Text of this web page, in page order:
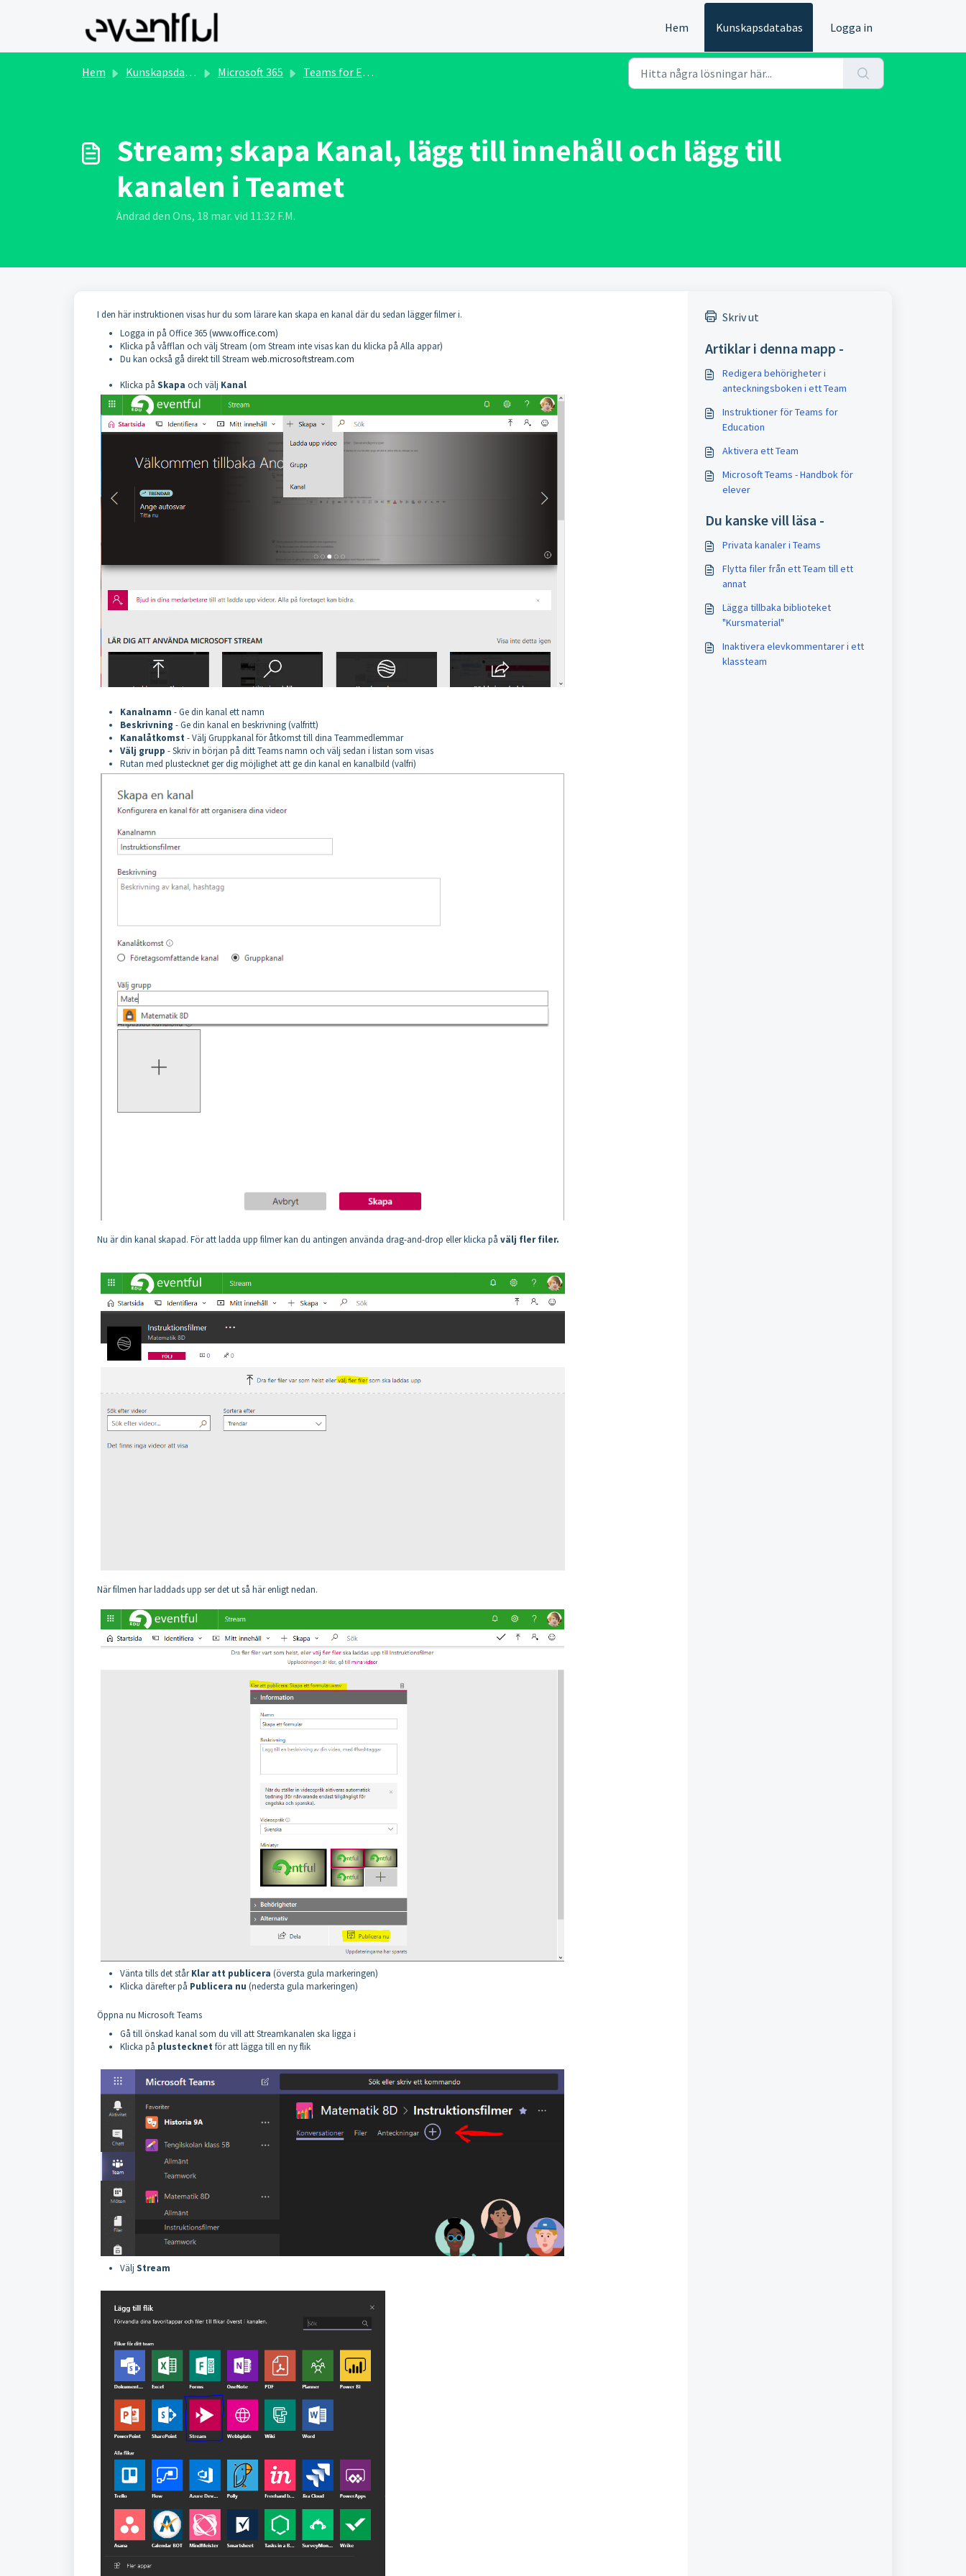
Hem
Kunskapsdatabas Logga in
Hem Kunskapsdatabas Microsoft 365 Teams for Education
Stream; skapa Kanal, lägg till innehåll och lägg till
kanalen i Teamet
Ändrad den Ons, 18 mar. vid 11:32 F.M.
I den här instruktionen visas hur du som lärare kan skapa en kanal där du sedan lägger filmer i.
Logga in på Office 365 (www.office.com)
Klicka på våfflan och välj Stream (om Stream inte visas kan du klicka på Alla appar)
Du kan också gå direkt till Stream web.microsoftstream.com
Klicka på Skapa och välj Kanal
Kanalnamn - Ge din kanal ett namn
Beskrivning - Ge din kanal en beskrivning (valfritt)
Kanalåtkomst - Välj Gruppkanal för åtkomst till dina Teammedlemmar
Välj grupp - Skriv in början på ditt Teams namn och välj sedan i listan som visas
Rutan med plustecknet ger dig möjlighet att ge din kanal en kanalbild (valfri)
Nu är din kanal skapad. För att ladda upp filmer kan du antingen använda drag-and-drop eller klicka på välj fler filer.
När filmen har laddads upp ser det ut så här enligt nedan.
Vänta tills det stårKlar att publicera (översta gula markeringen)
Klicka därefter på Publicera nu (nedersta gula markeringen)
Öppna nu Microsoft Teams
Gå till önskad kanal som du vill att Streamkanalen ska ligga i
Klicka på plustecknet för att lägga till en ny flik
Välj Stream
Skriv ut
Artiklar i denna mapp -
Redigera behörigheter i
anteckningsboken i ett Team
Instruktioner för Teams for
Education
Aktivera ett Team
Microsoft Teams - Handbok för
elever
Du kanske vill läsa -
Privata kanaler i Teams
Flytta filer från ett Team till ett
annat
Lägga tillbaka biblioteket
"Kursmaterial"
Inaktivera elevkommentarer i ett
klassteam